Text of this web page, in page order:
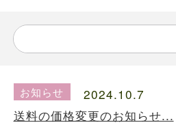
お知らせ
2024.5.28
お知らせ
2024.10.7
送料の価格変更のお知らせ...